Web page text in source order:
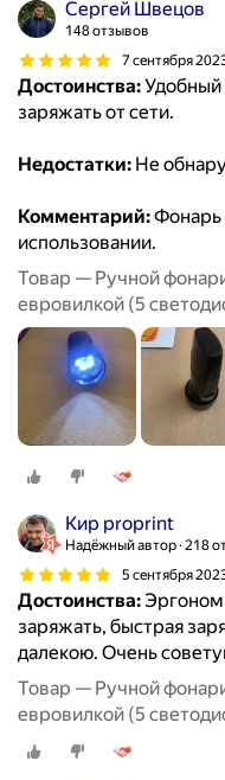
Сергей Швецов
148 отзывов
7 сентября
Достоинства:Удобный
заряжать от сети.
Недостатки: Не
Комментарий:Фонарь
использовании.
Товар — Ручной
евровилкой (5
Кир proprint
Надёжный автор 218
5 сентября
Достоинства:
заряжать, быстрая
далекою. Очень
Товар — Ручной
евровилкой (5